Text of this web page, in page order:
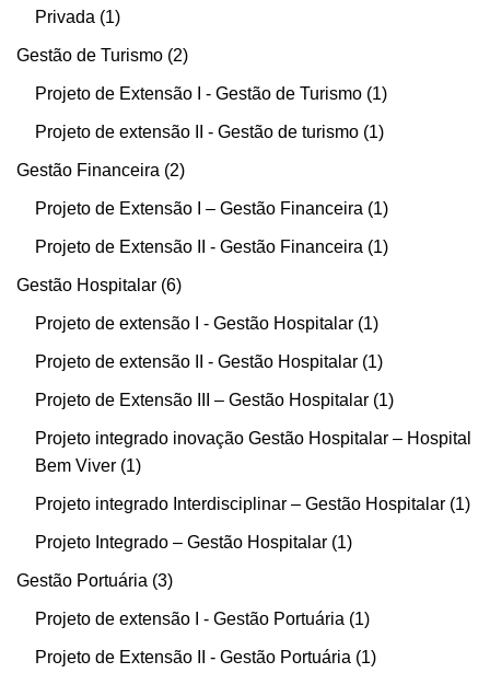
Privada
1
Gestão de Turismo 2
Projeto de Extensão I - Gestão de Turismo 1
Projeto de extensão II - Gestão de turismo 1
Gestão Financeira 2
Projeto de Extensão I – Gestão Financeira 1
Projeto de Extensão II - Gestão Financeira 1
Gestão Hospitalar 6
Projeto de extensão I - Gestão Hospitalar 1
Projeto de extensão II - Gestão Hospitalar 1
Projeto de Extensão III – Gestão Hospitalar 1
Projeto integrado inovação Gestão Hospitalar – Hospital
Bem Viver 1
Projeto integrado Interdisciplinar – Gestão Hospitalar 1
Projeto Integrado – Gestão Hospitalar 1
Gestão Portuária 3
Projeto de extensão I - Gestão Portuária 1
Projeto de Extensão II - Gestão Portuária 1